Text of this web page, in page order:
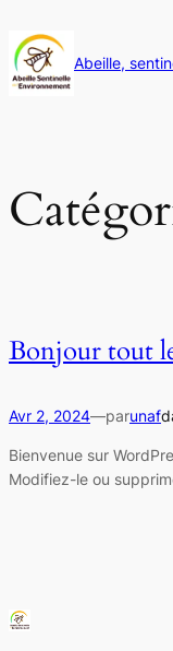
au
contenu
Abeille,
Bonjour tout
Avr 2, 2024—parunaf
Bienvenue sur
Modifiez-le ou